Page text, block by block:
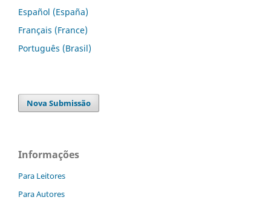
Español (España)
Français (France)
Português (Brasil)
Nova Submissão
Informações
Para Leitores
Para Autores